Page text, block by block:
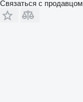
Связаться с продавцом